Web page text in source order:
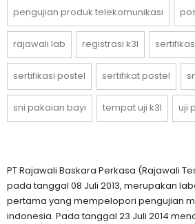
pengujian produk telekomunikasi
rajawali lab registrasi k3l
sertifikasi postel sertifikat postel
sni pakaian bayi tempat uji k3l uji
PT Rajawali Baskara Perkasa (Rajawali
pada tanggal 08 Juli 2013, merupakan
pertama yang mempelopori pengujian
indonesia. Pada tanggal 23 Juli 2014